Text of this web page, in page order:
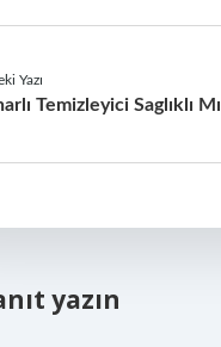
Yazı
Temizleyici Saglıklı Mı
yazın